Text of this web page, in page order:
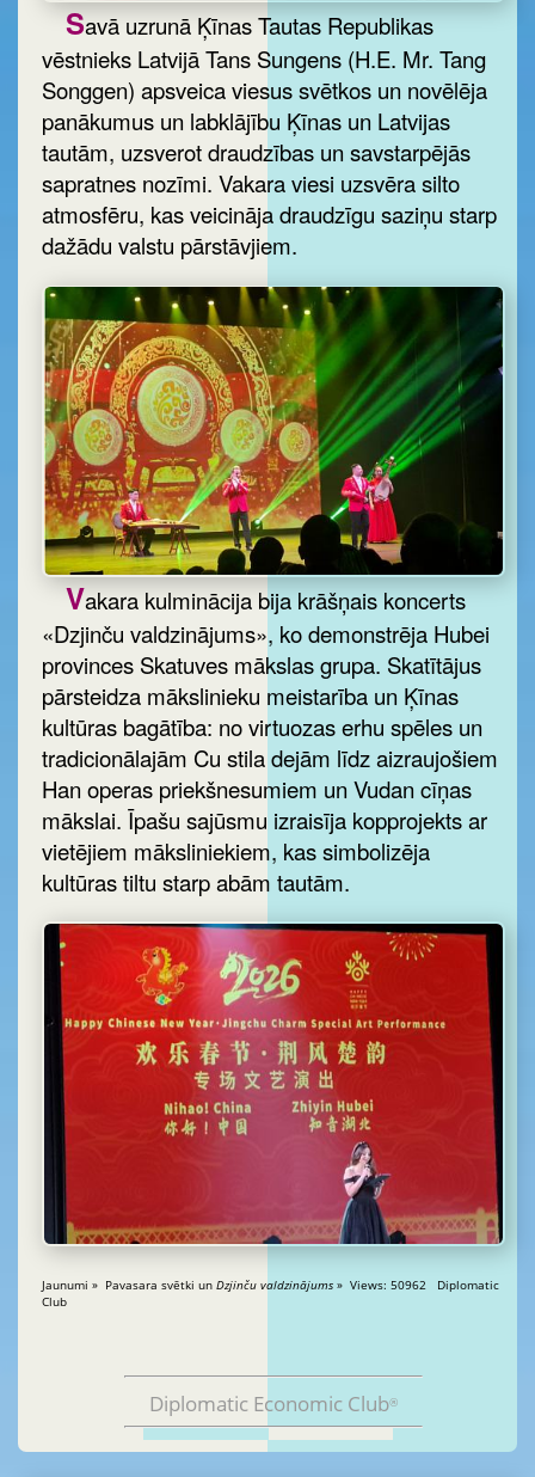
Savā uzrunā Ķīnas Tautas Republikas
vēstnieks Latvijā Tans Sungens (H.E. Mr. Tang
Songgen) apsveica viesus svētkos un novēlēja
panākumus un labklājību Ķīnas un Latvijas
tautām, uzsverot draudzības un savstarpējās
sapratnes nozīmi. Vakara viesi uzsvēra silto
atmosfēru, kas veicināja draudzīgu saziņu starp
dažādu valstu pārstāvjiem.
Vakara kulminācija bija krāšņais koncerts
«Dzjinču valdzinājums», ko demonstrēja Hubei
provinces Skatuves mākslas grupa. Skatītājus
pārsteidza mākslinieku meistarība un Ķīnas
kultūras bagātība: no virtuozas erhu spēles un
tradicionālajām Cu stila dejām līdz aizraujošiem
Han operas priekšnesumiem un Vudan cīņas
mākslai. Īpašu sajūsmu izraisīja kopprojekts ar
vietējiem māksliniekiem, kas simbolizēja
kultūras tiltu starp abām tautām.
Jaunumi » Pavasara svētki un Dzjinču valdzinājums » Views: 50962 Diplomatic
Club
Diplomatic Economic Club®